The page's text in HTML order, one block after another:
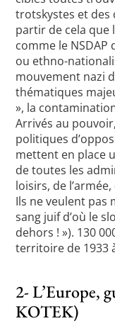
trotskystes et des
partir de cela que
comme le
ou ethno-
mouvement nazi
thématiques
», la
Arrivés au
politiques
mettent en place
de toutes les
loisirs, de
Ils ne veulent pas
sang juif d’où le
dehors ! »). 130
territoire de 1933
2- L’Europe,
KOTEK)